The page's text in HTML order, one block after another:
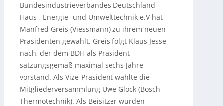
Bundesindustrieverbandes Deutschland
Haus-, Energie- und Umwelttechnik e.V hat
Manfred Greis (Viessmann) zu ihrem neuen
Präsidenten gewählt. Greis folgt Klaus Jesse
nach, der dem BDH als Präsident
satzungsgemäß maximal sechs Jahre
vorstand. Als Vize-Präsident wählte die
Mitgliederversammlung Uwe Glock (Bosch
Thermotechnik). Als Beisitzer wurden